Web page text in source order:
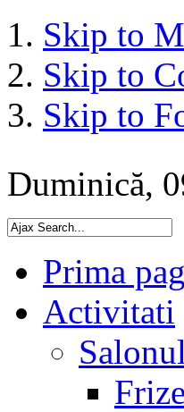
Skip to
Skip to
Skip to
Duminică,
Prima
Activitati